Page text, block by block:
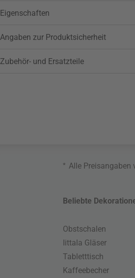
Eigenschaften
Angaben zur Produktsicherheit
Zubehör- und Ersatzteile
* Alle
Beliebte
Obstschalen
Iittala Gläser
Tabletttisch
Kaffeebecher